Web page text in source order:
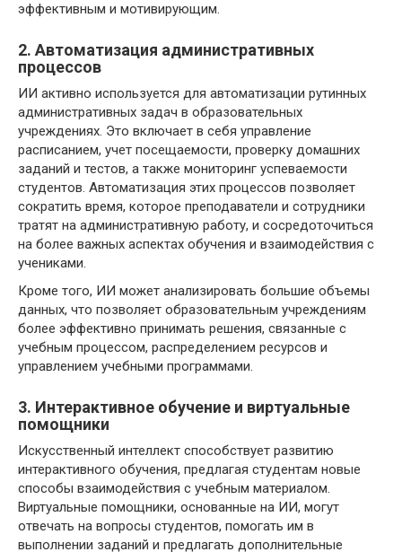
эффективным и мотивирующим.
2. Автоматизация административных
процессов
ИИ активно используется для автоматизации рутинных
административных задач в образовательных
учреждениях. Это включает в себя управление
расписанием, учет посещаемости, проверку домашних
заданий и тестов, а также мониторинг успеваемости
студентов. Автоматизация этих процессов позволяет
сократить время, которое преподаватели и сотрудники
тратят на административную работу, и сосредоточиться
на более важных аспектах обучения и взаимодействия с
учениками.
Кроме того, ИИ может анализировать большие объемы
данных, что позволяет образовательным учреждениям
более эффективно принимать решения, связанные с
учебным процессом, распределением ресурсов и
управлением учебными программами.
3. Интерактивное обучение и виртуальные
помощники
Искусственный интеллект способствует развитию
интерактивного обучения, предлагая студентам новые
способы взаимодействия с учебным материалом.
Виртуальные помощники, основанные на ИИ, могут
отвечать на вопросы студентов, помогать им в
выполнении заданий и предлагать дополнительные